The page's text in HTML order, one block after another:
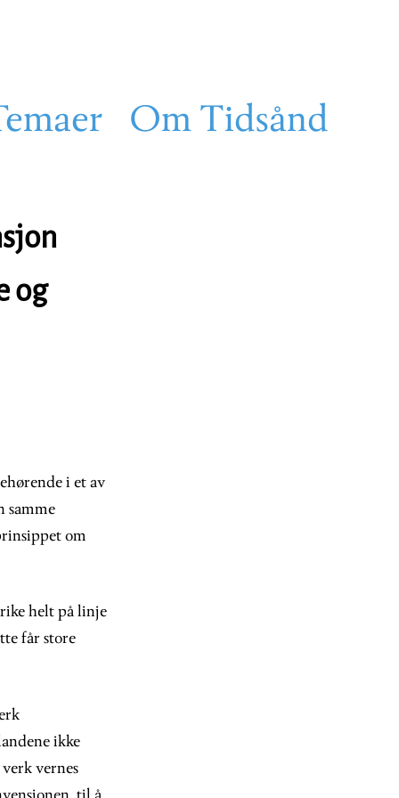
Om Tidsånd
og
i et av
samme
om
helt på linje
får store
ikke
vernes